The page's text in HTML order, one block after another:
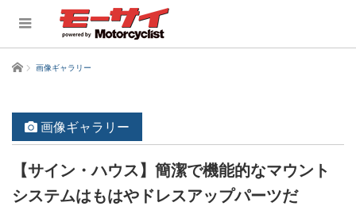
ホーム 画像ギャラリー
画像ギャラリー
【サイン・ハウス】簡潔で機能的なマウント
システムはもはやドレスアップパーツだ